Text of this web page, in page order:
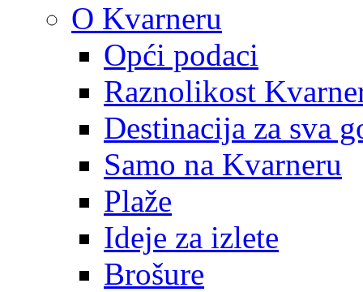
O Kvarneru
Opći podaci
Raznolikost
Destinacija za sva
Samo na Kvarneru
Plaže
Ideje za izlete
Brošure